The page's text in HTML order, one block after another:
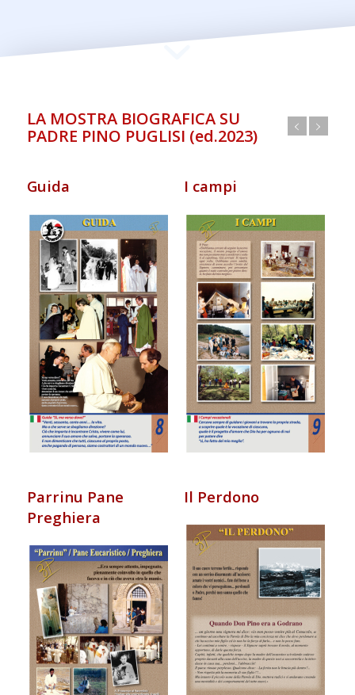
LA MOSTRA BIOGRAFICA SU
PADRE PINO PUGLISI (ed.2023)
Guida I campi
Parrinu Pane
Preghiera
Il Perdono